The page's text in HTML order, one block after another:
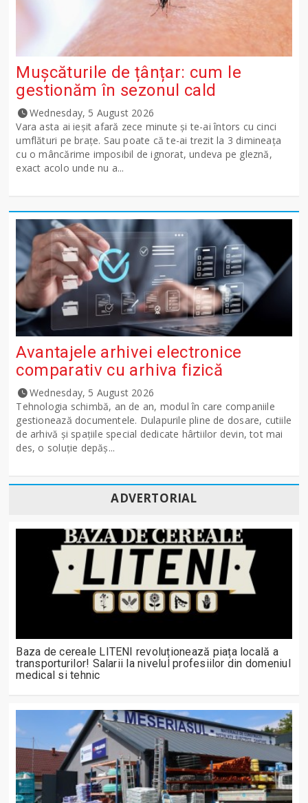
Mușcăturile de țânțar: cum le
gestionăm în sezonul cald
Wednesday, 5 August 2026
Vara asta ai ieșit afară zece minute și te-ai întors cu cinci
umflături pe brațe. Sau poate că te-ai trezit la 3 dimineața
cu o mâncărime imposibil de ignorat, undeva pe gleznă,
exact acolo unde nu a...
Avantajele arhivei electronice
comparativ cu arhiva fizică
Wednesday, 5 August 2026
Tehnologia schimbă, an de an, modul în care companiile
gestionează documentele. Dulapurile pline de dosare, cutiile
de arhivă și spațiile special dedicate hârtiilor devin, tot mai
des, o soluție depăș...
ADVERTORIAL
Baza de cereale LITENI revoluționează piața locală a
transporturilor! Salarii la nivelul profesiilor din domeniul
medical si tehnic